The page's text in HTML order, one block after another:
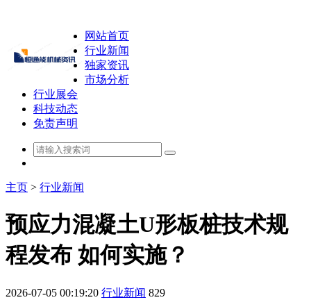
网站首页
行业新闻
独家资讯
市场分析
行业展会
科技动态
免责声明
主页 > 行业新闻
预应力混凝土U形板桩技术规
程发布 如何实施？
2026-07-05 00:19:20 行业新闻 829